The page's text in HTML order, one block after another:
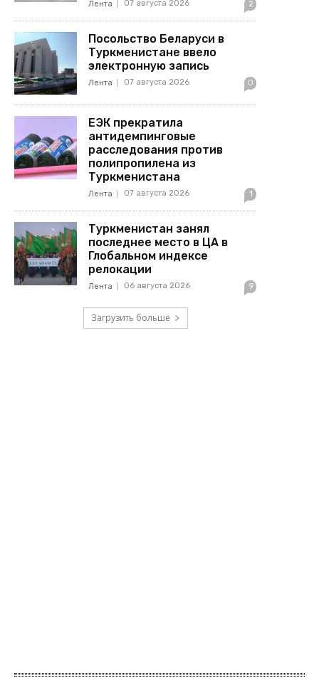
Лента 07 августа 2026 2
Посольство Беларуси в
Туркменистане ввело
электронную запись
Лента 07 августа 2026 0
ЕЭК прекратила
антидемпинговые
расследования против
полипропилена из
Туркменистана
Лента 07 августа 2026 1
Туркменистан занял
последнее место в ЦА в
Глобальном индексе
релокации
Лента 06 августа 2026 9
Загрузить больше